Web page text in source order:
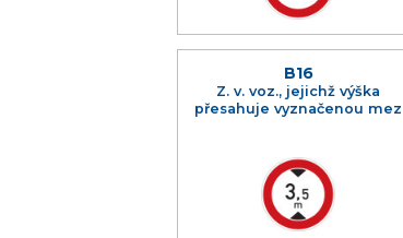
B16
Z. v. voz., jejichž výška
přesahuje vyznačenou mez